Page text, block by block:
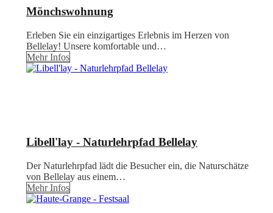
Mönchswohnung
Erleben Sie ein einzigartiges Erlebnis im Herzen von
Bellelay! Unsere komfortable und…
Mehr Infos
Libell'lay - Naturlehrpfad Bellelay
Der Naturlehrpfad lädt die Besucher ein, die Naturschätze
von Bellelay aus einem…
Mehr Infos